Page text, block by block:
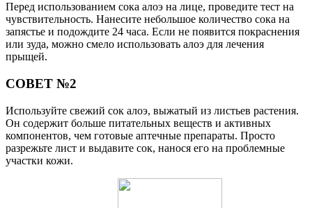
Перед использованием сока алоэ на лице, проведите тест на
чувствительность. Нанесите небольшое количество сока на
запястье и подождите 24 часа. Если не появится покраснения
или зуда, можно смело использовать алоэ для лечения
прыщей.
СОВЕТ №2
Используйте свежий сок алоэ, выжатый из листьев растения.
Он содержит больше питательных веществ и активных
компонентов, чем готовые аптечные препараты. Просто
разрежьте лист и выдавите сок, нанося его на проблемные
участки кожи.